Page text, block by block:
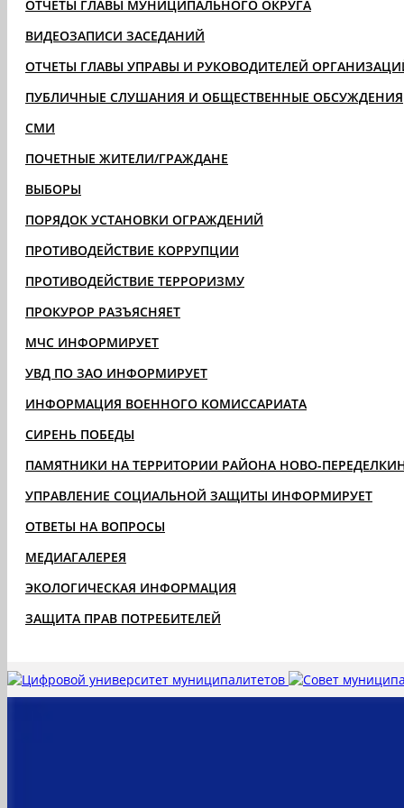
ОТЧЁТЫ ГЛАВЫ МУНИЦИПАЛЬНОГО ОКРУГА
ВИДЕОЗАПИСИ ЗАСЕДАНИЙ
ОТЧЕТЫ ГЛАВЫ УПРАВЫ И РУКОВОДИТЕЛЕЙ
ПУБЛИЧНЫЕ СЛУШАНИЯ И ОБЩЕСТВЕННЫЕ ОБСУЖДЕНИЯ
СМИ
ПОЧЕТНЫЕ ЖИТЕЛИ/ГРАЖДАНЕ
ВЫБОРЫ
ПОРЯДОК УСТАНОВКИ ОГРАЖДЕНИЙ
ПРОТИВОДЕЙСТВИЕ КОРРУПЦИИ
ПРОТИВОДЕЙСТВИЕ ТЕРРОРИЗМУ
ПРОКУРОР РАЗЪЯСНЯЕТ
МЧС ИНФОРМИРУЕТ
УВД ПО ЗАО ИНФОРМИРУЕТ
ИНФОРМАЦИЯ ВОЕННОГО КОМИССАРИАТА
СИРЕНЬ ПОБЕДЫ
ПАМЯТНИКИ НА ТЕРРИТОРИИ РАЙОНА НОВО-
УПРАВЛЕНИЕ СОЦИАЛЬНОЙ ЗАЩИТЫ ИНФОРМИРУЕТ
ОТВЕТЫ НА ВОПРОСЫ
МЕДИАГАЛЕРЕЯ
ЭКОЛОГИЧЕСКАЯ ИНФОРМАЦИЯ
ЗАЩИТА ПРАВ ПОТРЕБИТЕЛЕЙ